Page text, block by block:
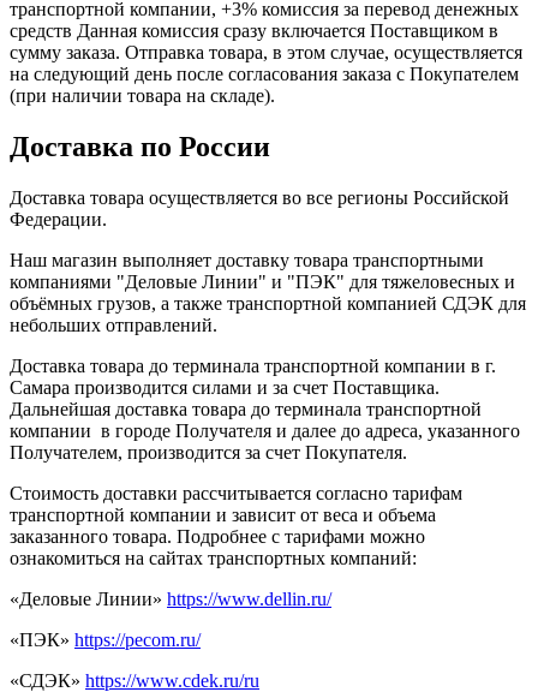
транспортной компании, +3% комиссия за перевод денежных
средств Данная комиссия сразу включается Поставщиком в
сумму заказа. Отправка товара, в этом случае, осуществляется
на следующий день после согласования заказа с Покупателем
(при наличии товара на складе).
Доставка по России
Доставка товара осуществляется во все регионы Российской
Федерации.
Наш магазин выполняет доставку товара транспортными
компаниями "Деловые Линии" и "ПЭК" для тяжеловесных и
объёмных грузов, а также транспортной компанией СДЭК для
небольших отправлений.
Доставка товара до терминала транспортной компании в г.
Самара производится силами и за счет Поставщика.
Дальнейшая доставка товара до терминала транспортной
компании в городе Получателя и далее до адреса, указанного
Получателем, производится за счет Покупателя.
Стоимость доставки рассчитывается согласно тарифам
транспортной компании и зависит от веса и объема
заказанного товара. Подробнее с тарифами можно
ознакомиться на сайтах транспортных компаний:
«Деловые Линии» https://www.dellin.ru/
«ПЭК» https://pecom.ru/
«СДЭК» https://www.cdek.ru/ru